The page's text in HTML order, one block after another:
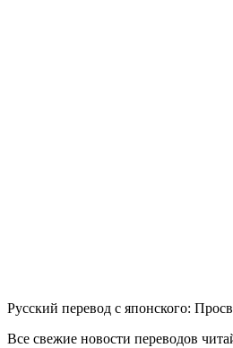
Русский перевод с японского:
Все свежие новости переводов